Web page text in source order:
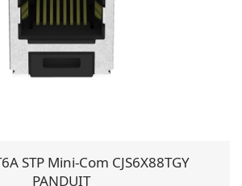
STP Mini-Com CJS6X88TGY
PANDUIT